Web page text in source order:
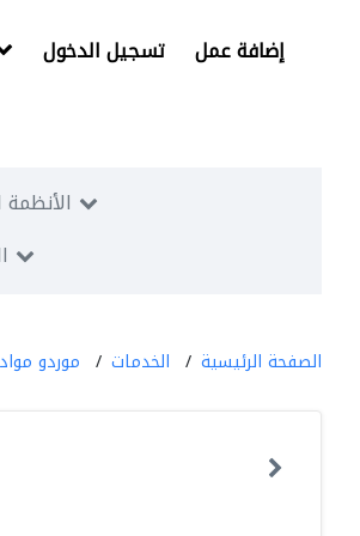
تسجيل الدخول إضافة عمل
الصفحة الرئيسية الخدمات موردو مواد